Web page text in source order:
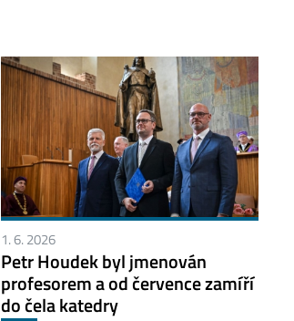
1. 6. 2026
Petr Houdek byl jmenován
profesorem a od července zamíří
do čela katedry